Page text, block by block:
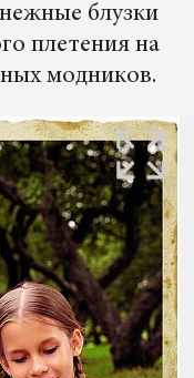
блузки
плетения на
модников.